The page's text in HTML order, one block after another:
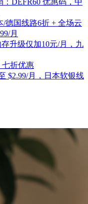
：DEFR60 优惠码，中
/德国线路6折 + 全场云
月
升级仅加10元/月，九
七折优惠
$2.99/月，日本软银线